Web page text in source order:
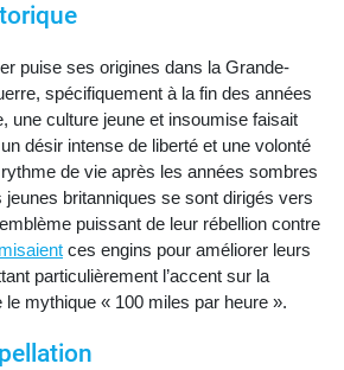
puise ses origines dans la Grande-
spécifiquement à la fin des années
une culture jeune et insoumise faisait
désir intense de liberté et une volonté
de vie après les années sombres
jeunes britanniques se sont dirigés vers
puissant de leur rébellion contre
ces engins pour améliorer leurs
particulièrement l’accent sur la
le mythique « 100 miles par heure ».